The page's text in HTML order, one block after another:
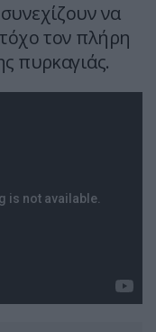
να
τον πλήρη
πυρκαγιάς.